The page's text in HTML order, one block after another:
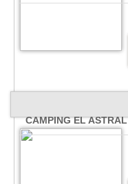
CAMPING EL ASTRAL